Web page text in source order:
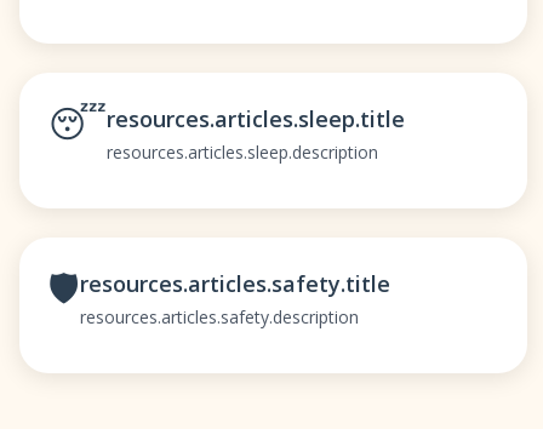
😴resources.articles.sleep.title
resources.articles.sleep.description
🛡️resources.articles.safety.title
resources.articles.safety.description